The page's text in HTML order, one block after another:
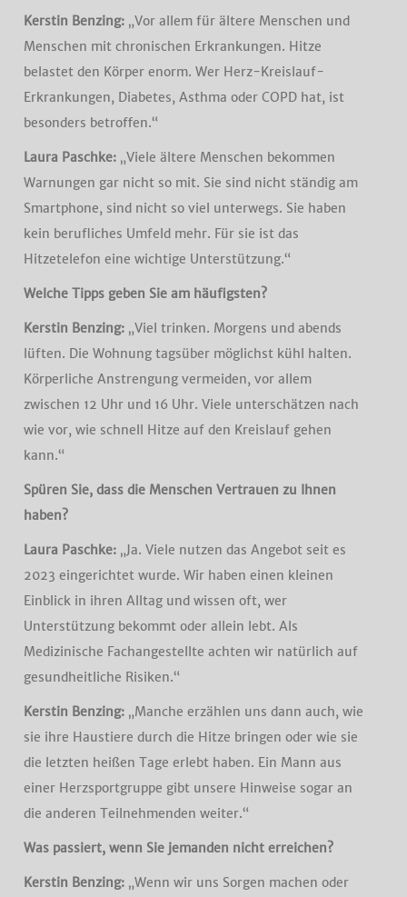
Kerstin Benzing: „Vor allem für ältere Menschen und
Menschen mit chronischen Erkrankungen. Hitze
belastet den Körper enorm. Wer Herz-Kreislauf-
Erkrankungen, Diabetes, Asthma oder COPD hat, ist
besonders betroffen.“
Laura Paschke: „Viele ältere Menschen bekommen
Warnungen gar nicht so mit. Sie sind nicht ständig am
Smartphone, sind nicht so viel unterwegs. Sie haben
kein berufliches Umfeld mehr. Für sie ist das
Hitzetelefon eine wichtige Unterstützung.“
Welche Tipps geben Sie am häufigsten?
Kerstin Benzing: „Viel trinken. Morgens und abends
lüften. Die Wohnung tagsüber möglichst kühl halten.
Körperliche Anstrengung vermeiden, vor allem
zwischen 12 Uhr und 16 Uhr. Viele unterschätzen nach
wie vor, wie schnell Hitze auf den Kreislauf gehen
kann.“
Spüren Sie, dass die Menschen Vertrauen zu Ihnen
haben?
Laura Paschke: „Ja. Viele nutzen das Angebot seit es
2023 eingerichtet wurde. Wir haben einen kleinen
Einblick in ihren Alltag und wissen oft, wer
Unterstützung bekommt oder allein lebt. Als
Medizinische Fachangestellte achten wir natürlich auf
gesundheitliche Risiken.“
Kerstin Benzing: „Manche erzählen uns dann auch, wie
sie ihre Haustiere durch die Hitze bringen oder wie sie
die letzten heißen Tage erlebt haben. Ein Mann aus
einer Herzsportgruppe gibt unsere Hinweise sogar an
die anderen Teilnehmenden weiter.“
Was passiert, wenn Sie jemanden nicht erreichen?
Kerstin Benzing: „Wenn wir uns Sorgen machen oder